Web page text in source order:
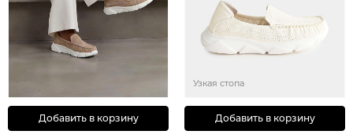
Добавить в корзину
Узкая стопа
Добавить в корзину